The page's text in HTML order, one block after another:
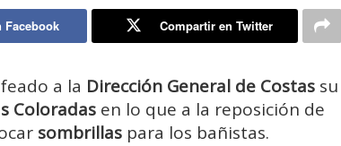
Facebook Compartir en Twitter
a la Dirección General de Costas su
Coloradas en lo que a la reposición de
sombrillas para los bañistas.